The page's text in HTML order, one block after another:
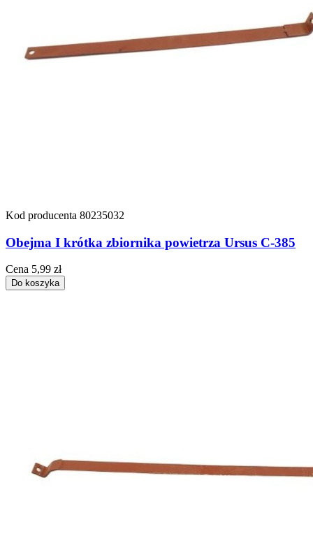
Kod producenta 80235032
Obejma I krótka zbiornika powietrza Ursus C-385
Cena 5,99 zł
Do koszyka